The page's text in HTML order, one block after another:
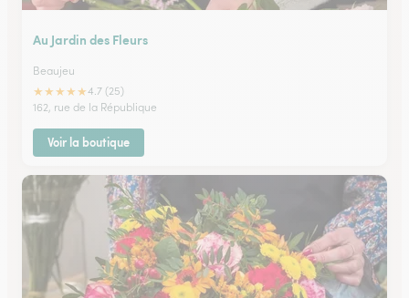
Au Jardin des Fleurs
Beaujeu
★★★★★4.7 (25)
162, rue de la République
Voir la boutique